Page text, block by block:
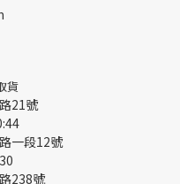
貨
21號
一段12號
238號